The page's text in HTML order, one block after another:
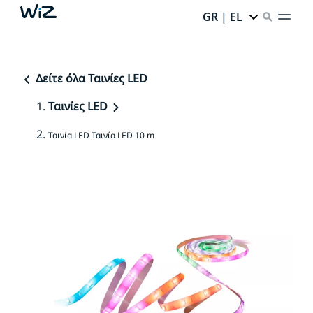
GR | EL
Δείτε όλα Ταινίες LED
Ταινίες LED
Ταινία LED Ταινία LED 10 m